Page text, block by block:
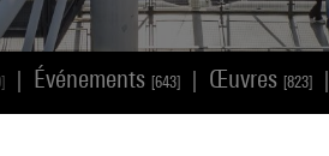
Événements [643] Œuvres [823]